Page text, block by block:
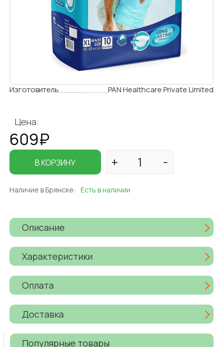
Изготовитель PAN Healthcare Private Limited
Цена:
609₽
В КОРЗИНУ
Наличие в Брянске: Есть в наличии
Описание
Характеристики
Оплата
Доставка
Популярные товары